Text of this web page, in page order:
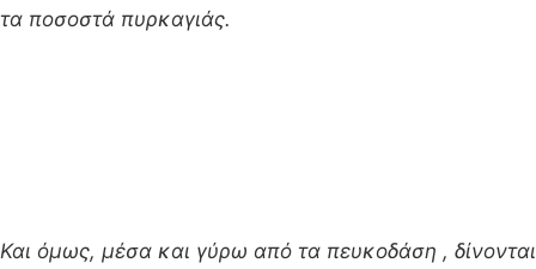
τα ποσοστά πυρκαγιάς.
Και όµως, µέσα και γύρω από τα πευκοδάση , δίνονται